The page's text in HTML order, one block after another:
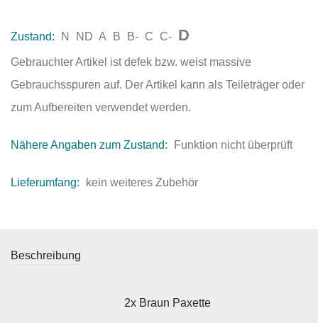
Zustand: N ND A B B- C C- D
Gebrauchter Artikel ist defek bzw. weist massive
Gebrauchsspuren auf. Der Artikel kann als Teileträger oder
zum Aufbereiten verwendet werden.
Nähere Angaben zum Zustand: Funktion nicht überprüft
Lieferumfang: kein weiteres Zubehör
Beschreibung
2x Braun Paxette